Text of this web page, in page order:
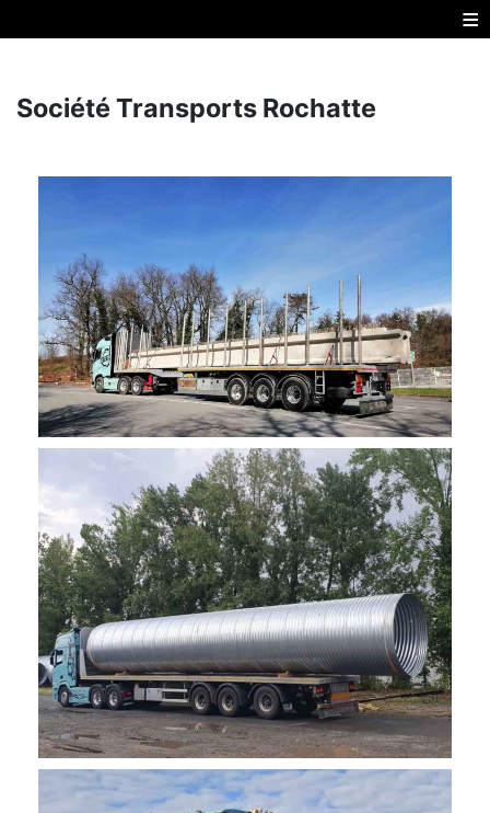
≡
Société Transports Rochatte